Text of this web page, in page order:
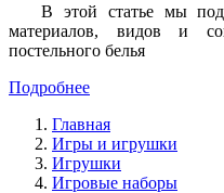
В этой статье мы
материалов, видов и
постельного белья
Подробнее
Главная
Игры и игрушки
Игрушки
Игровые наборы